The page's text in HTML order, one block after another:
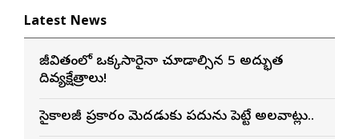
Latest News
జీవితంలో ఒక్కసారైనా చూడాల్సిన 5 అద్భుత
దివ్యక్షేత్రాలు!
సైకాలజీ ప్రకారం మెదడుకు పదును పెట్టే అలవాట్లు..